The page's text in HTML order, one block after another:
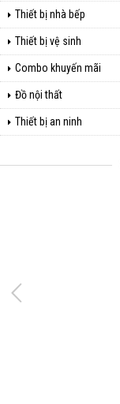
Thiết bị nhà bếp
Thiết bị vệ sinh
Combo khuyến mãi
Đồ nội thất
Thiết bị an ninh